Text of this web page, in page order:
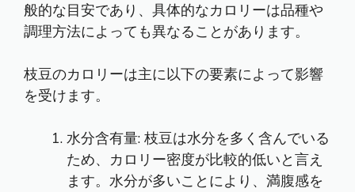
般的な目安であり、具体的なカロリーは品種や
調理方法によっても異なることがあります。
枝豆のカロリーは主に以下の要素によって影響
を受けます。
水分含有量: 枝豆は水分を多く含んでいる
ため、カロリー密度が比較的低いと言え
ます。水分が多いことにより、満腹感を